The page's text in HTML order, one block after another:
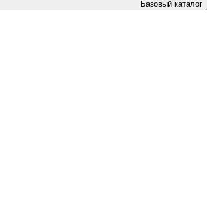
Базовый каталог